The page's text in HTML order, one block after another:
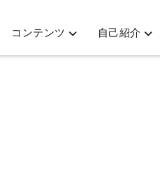
コンテンツ 自己紹介